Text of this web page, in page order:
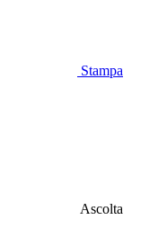
Stampa
Ascolta